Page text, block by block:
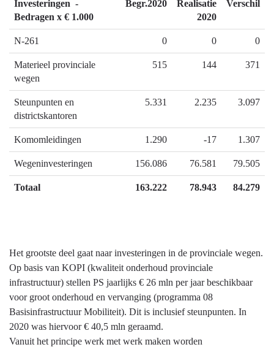
Investeringen -
Bedragen x € 1.000
Begr.2020
Realisatie
2020
Verschil
N-261 0 0 0
Materieel provinciale
wegen
515 144 371
Steunpunten en
districtskantoren
5.331 2.235 3.097
Komomleidingen 1.290 -17 1.307
Wegeninvesteringen 156.086 76.581 79.505
Totaal 163.222 78.943 84.279
Het grootste deel gaat naar investeringen in de provinciale wegen.
Op basis van KOPI (kwaliteit onderhoud provinciale
infrastructuur) stellen PS jaarlijks € 26 mln per jaar beschikbaar
voor groot onderhoud en vervanging (programma 08
Basisinfrastructuur Mobiliteit). Dit is inclusief steunpunten. In
2020 was hiervoor € 40,5 mln geraamd.
Vanuit het principe werk met werk maken worden